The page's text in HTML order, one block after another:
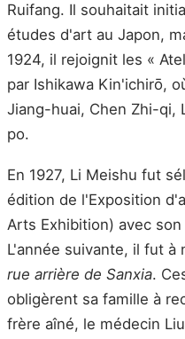
Ruifang. Il souhaitait
études d'art au Japon,
1924, il rejoignit les «
par Ishikawa Kin'ichirō,
Jiang-huai, Chen Zhi-qi,
po.
En 1927, Li Meishu fut
édition de l'Exposition
Arts Exhibition) avec
L'année suivante, il fut à
rue arrière de Sanxia.
obligèrent sa famille à
frère aîné, le médecin